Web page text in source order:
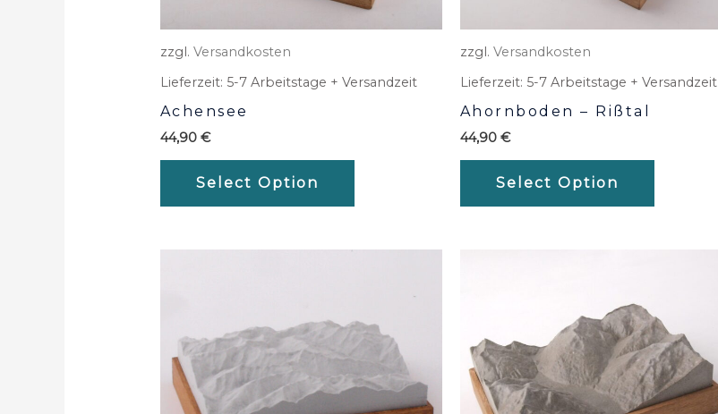
zzgl. Versandkosten
Lieferzeit: 5-7 Arbeitstage + Versandzeit
Achensee
44,90 €
Select Option
zzgl. Versandkosten
Lieferzeit: 5-7 Arbeitstage + Versandzeit
Ahornboden – Rißtal
44,90 €
Select Option